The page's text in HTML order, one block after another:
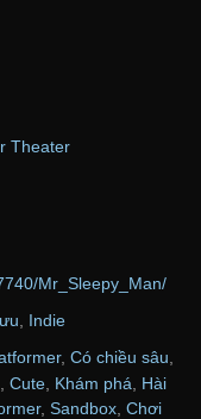
Theater
Mr_Sleepy_Man/
Indie
, Có chiều sâu,
Cute Khám phá
Hài
, Sandbox Chơi